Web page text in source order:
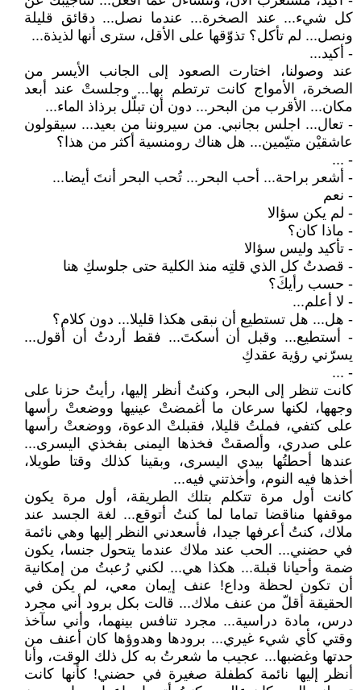
كل شيء... عند الصخرة... عندما نصل... دقائق قليلة
ونصل... لم تأكل؟ تذوّقها على الأقل، سترى أنها لذيذة...
- أكيد...
عند وصولنا، اختارت الصعود إلى الجانب الأيسر من
الصخرة، الأمواج كانت ترتطم بها... وجلستْ عند أبعد
مكان... الأقرب من البحر... دون أن تبلّل برذاذ الماء...
- تعال... اجلس بجانبي. من سيروننا من بعيد... سيقولون
عاشقيْن متيّمين... هل هناك رومنسية أكثر من هذا؟
- ...
- أشعر براحة... أحب البحر... تُحب البحر أنتَ أيضا...
- نعم
- لم يكن سؤالا
- ماذا كان؟
- تأكيد وليس سؤالا
- قصدتُ كل الذي قلتِه منذ الكلية حتى جلوسكِ هنا
- حسب رأيكَ؟
- لا أعلم...
- هل... هل تستطيع أن نبقى هكذا قليلا... دون كلام؟
- أستطيع... وقبل أن أسكتَ... فقط أردتُ أن أقول...
يسرّني رؤية عقدكِ
- ...
كانت تنظر إلى البحر، وكنتُ أنظر إليها، رأيتُ حزنا على
وجهها، لكنها سرعان ما أغمضتْ عينيها ووضعتْ رأسها
على كتفي، فملتُ قليلا، فقبلتْ الدعوة، ووضعتْ رأسها
على صدري، وألصقتْ فخذها اليمنى بفخذي اليسرى...
عندها أحطتُها بيدي اليسرى، وبقينا كذلك وقتا طويلا،
أخذها فيه النوم، وأخذتني فيه...
كانت أول مرة تتكلم بتلك الطريقة، أول مرة يكون
موقفها مناقضا تماما لما كنتُ أتوقع... لغة الجسد عند
ملاك، كنتُ أعرفها جيدا، فأسعدني النظر إليها وهي نائمة
في حضني... الحب عند ملاك عندما يتحول جنسا، يكون
ضمة وأحيانا قبلة... هكذا هي... لكني رُعبتُ من إمكانية
أن تكون لحظة وداع! عنف إيمان معي، لم يكن في
الحقيقة أقلّ من عنف ملاك... قالت بكل برود أني مجرد
درس، مادة دراسية... مجرد تنافس بينهما، وأني سآخذ
وقتي كأي شيء غيري... برودها وهدوؤها كان أعنف من
حدتها وغضبها... عجيب ما شعرتُ به كل ذلك الوقت، وأنا
أنظر إليها نائمة كطفلة صغيرة في حضني! كأنها كانت